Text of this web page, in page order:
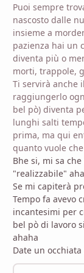
Puoi sempre
nascosto dalle
insieme a
pazienza hai un
diventa più o
morti, trappole,
Ti servirà anche
raggiungerlo
bel pò) diventa
lunghi salti
prima, ma qui
quanto vuole
Bhe si, mi sa
"realizzabile"
Se mi capiterà
Tempo fa avevo
incantesimi per
bel pò di lavoro
ahaha
Date un occhiata